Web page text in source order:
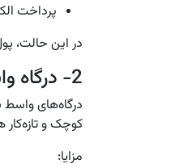
پرداخت
در این حالت،
2- درگاه واسط
درگاه‌های
کوچک و
مزایا: